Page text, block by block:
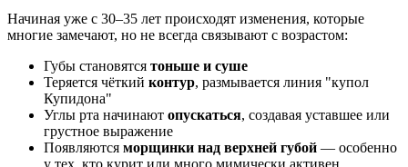
Начиная уже с 30–35 лет происходят изменения, которые
многие замечают, но не всегда связывают с возрастом:
Губы становятся тоньше и суше
Теряется чёткий контур, размывается линия "купол
Купидона"
Углы рта начинают опускаться, создавая уставшее или
грустное выражение
Появляются морщинки над верхней губой — особенно
у тех, кто курит или много мимически активен